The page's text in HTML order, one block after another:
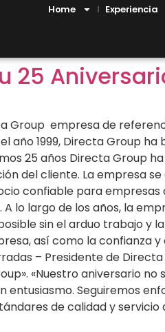
Home Experiencia
25
Group empresa de
año 1999, Directa Group
25 años Directa Group
del cliente. La empresa
confiable para
lo largo de los años, la
sin el arduo trabajo
así como la confianza
– Presidente de
«Nuestro aniversario
Seguiremos
de calidad y